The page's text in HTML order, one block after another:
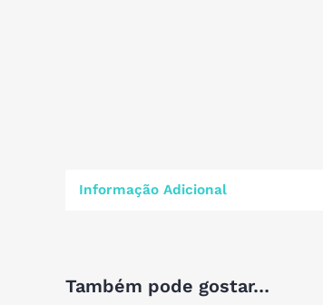
Informação Adicional
Também pode gostar…